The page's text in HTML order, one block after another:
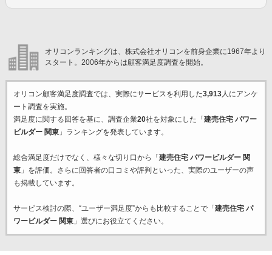
オリコンランキングは、株式会社オリコンを前身企業に1967年より
スタート。2006年からは顧客満足度調査を開始。
オリコン顧客満足度調査では、実際にサービスを利用した3,913人にアンケ
ート調査を実施。
満足度に関する回答を基に、調査企業20社を対象にした「 建売住宅 パワー
ビルダー 関東」ランキングを発表しています。
総合満足度だけでなく、様々な切り口から「 建売住宅 パワービルダー 関
東」を評価。さらに回答者の口コミや評判といった、実際のユーザーの声
も掲載しています。
サービス検討の際、“ユーザー満足度”からも比較することで「 建売住宅 パ
ワービルダー 関東」選びにお役立てください。